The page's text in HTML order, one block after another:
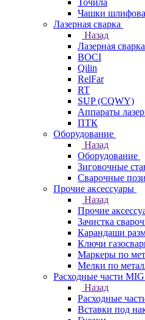
Точила
Чашки
Лазерная сварка
Назад
Лазерная сварка
BOCI
Qilin
RelFar
RT
SUP (CQWY)
Аппараты
ПТК
Оборудование
Назад
Оборудование
Зиговочные
Сварочные
Прочие аксессуары
Назад
Прочие
Зачистка
Карандаши
Ключи
Маркеры по
Мелки по
Расходные части MIG
Назад
Расходные
Вставки под